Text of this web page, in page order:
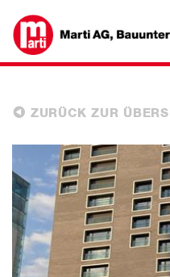
ZURÜCK ZUR